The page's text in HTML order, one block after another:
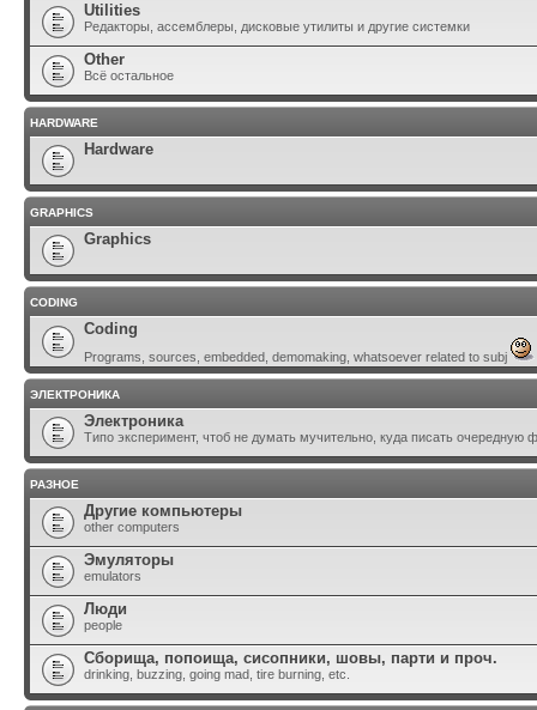
Utilities
Редакторы, ассемблеры, дисковые утилиты и другие системки
Other
Всё остальное
HARDWARE
Hardware
GRAPHICS
Graphics
CODING
Coding
Programs, sources, embedded, demomaking, whatsoever related to subj
ЭЛЕКТРОНИКА
Электроника
Типо эксперимент, чтоб не думать мучительно, куда писать очередную
РАЗНОЕ
Другие компьютеры
other computers
Эмуляторы
emulators
Люди
people
Сборища, попоища, сисопники, шовы, парти и проч.
drinking, buzzing, going mad, tire burning, etc.